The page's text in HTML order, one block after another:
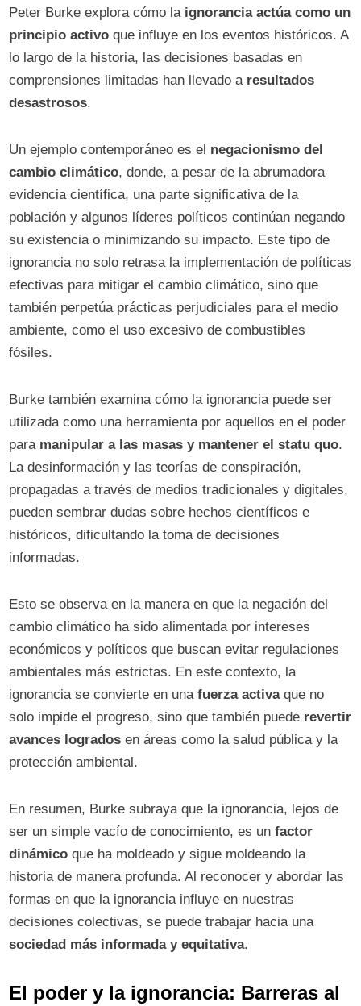
Peter Burke explora cómo la ignorancia actúa como un
principio activo que influye en los eventos históricos. A
lo largo de la historia, las decisiones basadas en
comprensiones limitadas han llevado a resultados
desastrosos.
Un ejemplo contemporáneo es el negacionismo del
cambio climático, donde, a pesar de la abrumadora
evidencia científica, una parte significativa de la
población y algunos líderes políticos continúan negando
su existencia o minimizando su impacto. Este tipo de
ignorancia no solo retrasa la implementación de políticas
efectivas para mitigar el cambio climático, sino que
también perpetúa prácticas perjudiciales para el medio
ambiente, como el uso excesivo de combustibles
fósiles.
Burke también examina cómo la ignorancia puede ser
utilizada como una herramienta por aquellos en el poder
para manipular a las masas y mantener el statu quo.
La desinformación y las teorías de conspiración,
propagadas a través de medios tradicionales y digitales,
pueden sembrar dudas sobre hechos científicos e
históricos, dificultando la toma de decisiones
informadas.
Esto se observa en la manera en que la negación del
cambio climático ha sido alimentada por intereses
económicos y políticos que buscan evitar regulaciones
ambientales más estrictas. En este contexto, la
ignorancia se convierte en unafuerza activaque no
solo impide el progreso, sino que también puede revertir
avances logrados en áreas como la salud pública y la
protección ambiental.
En resumen, Burke subraya que la ignorancia, lejos de
ser un simple vacío de conocimiento, es unfactor
dinámico que ha moldeado y sigue moldeando la
historia de manera profunda. Al reconocer y abordar las
formas en que la ignorancia influye en nuestras
decisiones colectivas, se puede trabajar hacia una
sociedad más informada y equitativa.
El poder y la ignorancia: Barreras al